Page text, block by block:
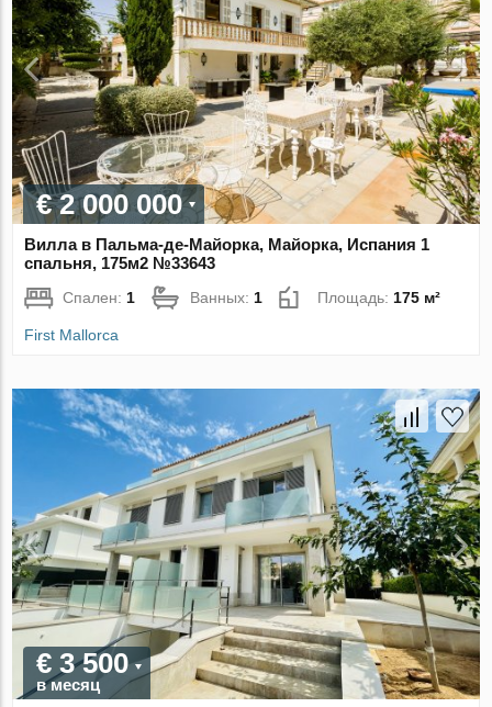
€ 2 000 000
Вилла в Пальма-де-Майорка, Майорка, Испания 1
спальня, 175м2 №33643
Спален: 1 Ванных: 1 Площадь: 175 м²
First Mallorca
€ 3 500
в месяц